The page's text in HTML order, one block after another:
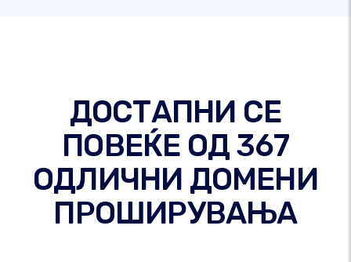
ДОСТАПНИ СЕ
ПОВЕЌЕ ОД 367
ОДЛИЧНИ ДОМЕНИ
ПРОШИРУВАЊА